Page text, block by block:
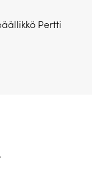
Pertti